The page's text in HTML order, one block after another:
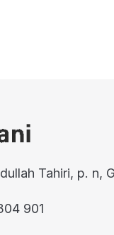
Tahiri, p. n,
901